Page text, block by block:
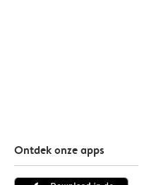
Ontdek onze apps